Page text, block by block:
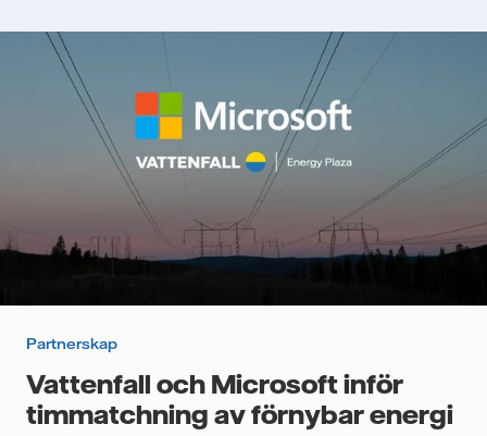
Partnerskap
Vattenfall och Microsoft inför
timmatchning av förnybar energi